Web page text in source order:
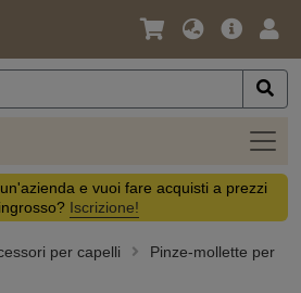
Lingua
Valuta
Offerta
e vuoi fare acquisti a prezzi
Iscrizione!
per capelli
Pinze-mollette per